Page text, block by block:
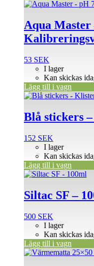
Aqua Master
53 SEK
I lager
Kan skickas
Lägg till i vagn
Blå stickers
152 SEK
I lager
Kan skickas
Lägg till i vagn
Siltac SF –
500 SEK
I lager
Kan skickas
Lägg till i vagn